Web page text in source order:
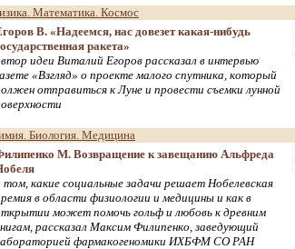
Математика. Космос
В. «Надеемся, нас довезет какая-нибудь
ракета»
идеи Виталий Егоров рассказал в интервью
«Взгляд» о проекте малого спутника, который
отправиться к Луне и провести съемки лунной
Биология. Медицина
М. Возвращение к завещанию Альфреда
том, какие социальные задачи решает Нобелевская
в области физиологии и медицины и как в
может помочь гольф и любовь к древним
рассказал Максим Филипенко, заведующий
фармакогеномики ИХБФМ СО РАН